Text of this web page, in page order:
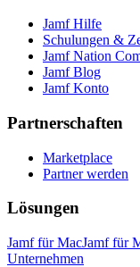
Jamf Hilfe
Schulungen &
Jamf Nation
Jamf Blog
Jamf Konto
Partnerschaften
Marketplace
Partner werden
Lösungen
Jamf für MacJamf für
Unternehmen